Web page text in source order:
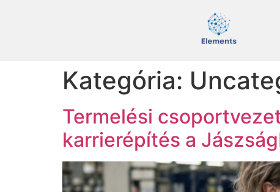
Kategória:
Termelési
karrierépítés a